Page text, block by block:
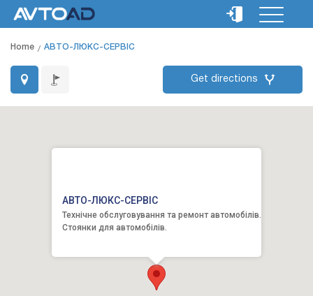
Home АВТО-ЛЮКС-СЕРВІС
Get directions
АВТО-ЛЮКС-СЕРВІС
Технічне обслуговування та ремонт автомобілів.
Стоянки для автомобілів.